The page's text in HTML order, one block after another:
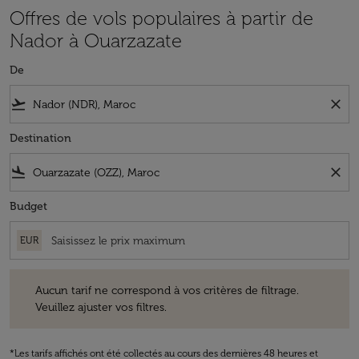
Offres de vols populaires à partir de
Nador à Ouarzazate
De
flight_takeoff close
Destination
flight_land close
Budget
EUR
Aucun tarif ne correspond à vos critères de filtrage.
Veuillez ajuster vos filtres.
*Les tarifs affichés ont été collectés au cours des dernières 48 heures et